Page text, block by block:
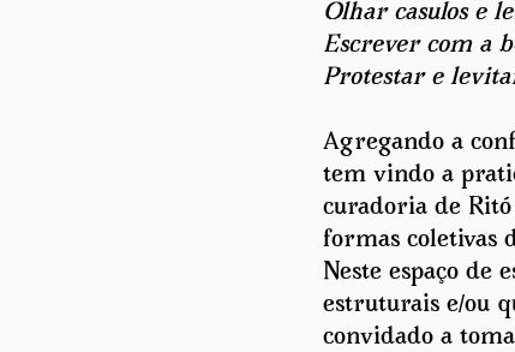
Olhar casulos e
Escrever com a
Protestar e
Agregando a
tem vindo a
curadoria de
formas coletivas
Neste espaço de
estruturais e/ou
convidado a